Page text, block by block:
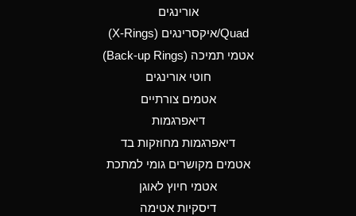
Aluminum Nitrate
(Aqueous)
Aluminum Phosphate
Ammonia Anhydrous
B
Ammonia Gas (cold)
A
אורינגים
Quad/איקסרינגים (X-Rings)
אטמי תמיכה (Back-up Rings)
חוטי אורינגים
אטמים צורתיים
דיאפרגמות
דיאפרגמות מחוזקות בד
אטמים מקושרים גומי למתכת
אטמי חיוץ לאוגן
דיסקיות אטימה